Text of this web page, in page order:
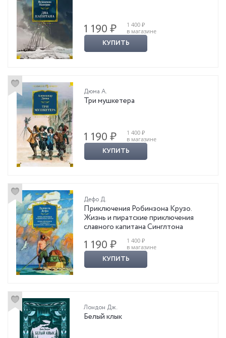
1 190 ₽
1 400 ₽
в магазине
КУПИТЬ
Дюма А.
Три мушкетера
1 190 ₽
1 400 ₽
в магазине
КУПИТЬ
Дефо Д.
Приключения Робинзона Крузо.
Жизнь и пиратские приключения
славного капитана Синглтона
1 190 ₽
1 400 ₽
в магазине
КУПИТЬ
Лондон Дж.
Белый клык